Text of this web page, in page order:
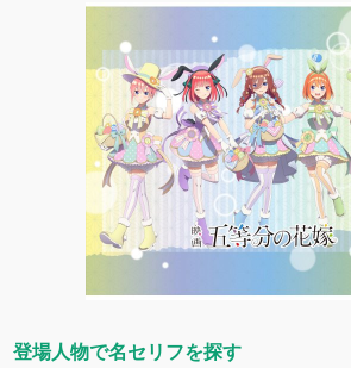
登場人物で名セリフを探す